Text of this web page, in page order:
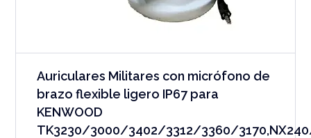
Auriculares Militares con micrófono de
brazo flexible ligero IP67 para
KENWOOD
TK3230/3000/3402/3312/3360/